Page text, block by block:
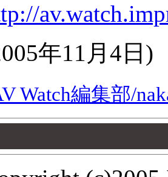
年11月4日 )
Watch編集部/